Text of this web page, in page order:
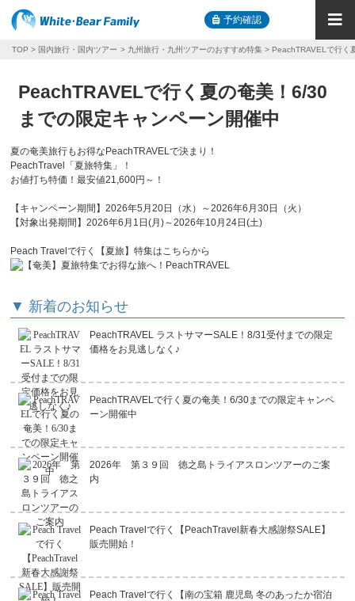
予約確認
営業時間
土・日・祝日 休業
TOP 国内旅行・国内ツアー 九州旅行・九州ツアーのおすすめ特集 PeachTRAVELで行く
PeachTRAVELで行く夏の奄美！6/30
までの限定キャンペーン開催中
夏の奄美旅行もお得なPeachTRAVELで決まり！
PeachTravel「夏旅特集」！
お値打ち特価！最安値21,600円～！
【キャンペーン期間】2026年5月20日（水）～2026年6月30日（火）
【対象出発期間】2026年6月1日(月)～2026年10月24日(土)
Peach Travelで行く【夏旅】特集はこちらから
▼ 新着のお知らせ
PeachTRAVEL ラストサマーSALE！8/31受付までの限定
価格をお見逃しなく♪
PeachTRAVELで行く夏の奄美！6/30までの限定キャンペ
ーン開催中
2026年 第３９回 徳之島トライアスロンツアーのご案
内
Peach Travelで行く【PeachTravel新春大感謝祭SALE】
販売開始！
Peach Travelで行く【南の宝箱 鹿児島 冬のあったか宿泊